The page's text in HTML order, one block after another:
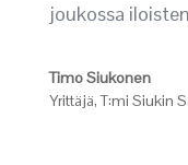
joukossa
Timo Siukonen
Yrittäjä, T:mi Siukin